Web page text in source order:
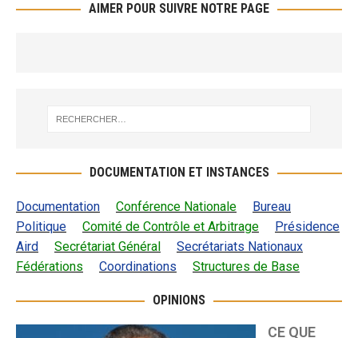
AIMER POUR SUIVRE NOTRE PAGE
DOCUMENTATION ET INSTANCES
Documentation Conférence Nationale
Bureau
Politique
Comité de Contrôle et Arbitrage
Présidence
Aird
Secrétariat Général
Secrétariats Nationaux
Fédérations
Coordinations Structures de Base
OPINIONS
CE QUE